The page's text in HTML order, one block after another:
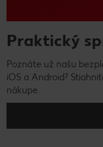
Praktický
Poznáte už našu
iOS a Android?
nákupe.